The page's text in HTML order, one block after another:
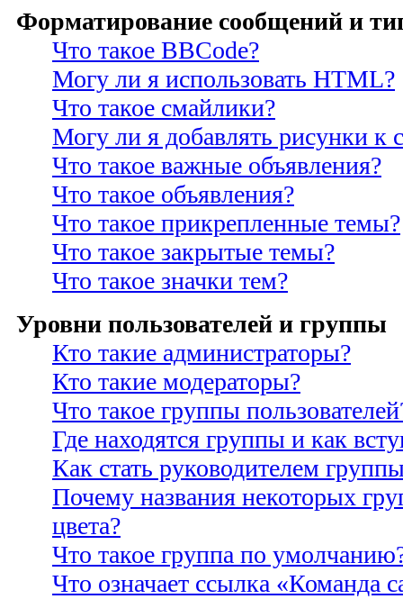
Форматирование сообщений и
Что такое BBCode?
Могу ли я использовать HTML?
Что такое смайлики?
Могу ли я добавлять рисунки к
Что такое важные объявления?
Что такое объявления?
Что такое прикрепленные темы?
Что такое закрытые темы?
Что такое значки тем?
Уровни пользователей и группы
Кто такие администраторы?
Кто такие модераторы?
Что такое группы
Где находятся группы и как
Как стать руководителем
Почему названия некоторых
цвета?
Что такое группа по
Что означает ссылка «Команда